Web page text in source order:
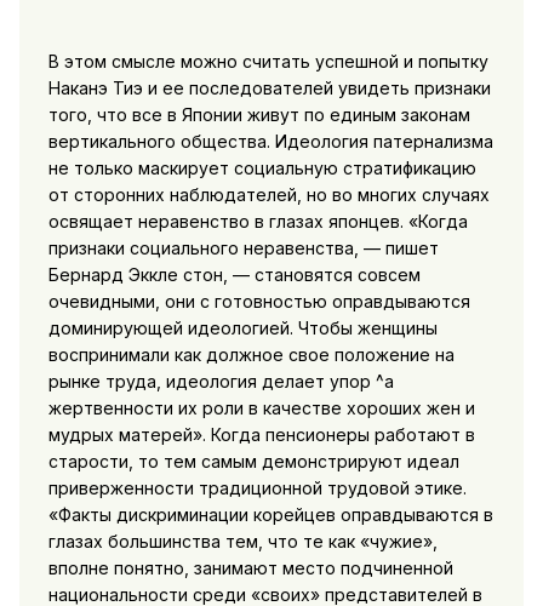
В этом смысле можно считать успешной и попытку
Наканэ Тиэ и ее последователей увидеть признаки
того, что все в Японии живут по единым законам
вертикального общества. Идеология патернализма
не только маскирует социальную стратификацию
от сторонних наблюдателей, но во многих случаях
освящает неравенство в глазах японцев. «Когда
признаки социального неравенства, — пишет
Бернард Эккле стон, — становятся совсем
очевидными, они с готовностью оправдываются
доминирующей идеологией. Чтобы женщины
воспринимали как должное свое положение на
рынке труда, идеология делает упор ^а
жертвенности их роли в качестве хороших жен и
мудрых матерей». Когда пенсионеры работают в
старости, то тем самым демонстрируют идеал
приверженности традиционной трудовой этике.
«Факты дискриминации корейцев оправдываются в
глазах большинства тем, что те как «чужие»,
вполне понятно, занимают место подчиненной
национальности среди «своих» представителей в